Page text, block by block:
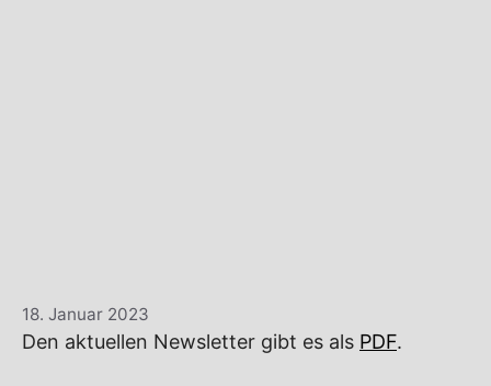
18. Januar 2023
Den aktuellen Newsletter gibt es als PDF.